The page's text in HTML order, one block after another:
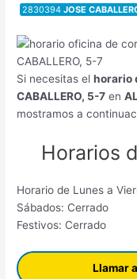
2830394 JOSE
Si necesitas elhorario
CABALLERO, 5-7 en
mostramos a
Horarios
Horario de Lunes a
Sábados: Cerrado
Festivos: Cerrado
Llamar